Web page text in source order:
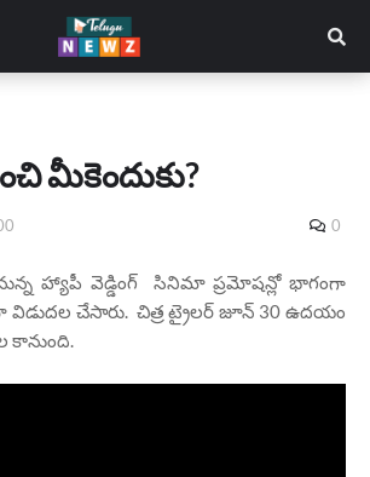
మీకెందుకు?
0
హ్యాపీ వెడ్డింగ్ సినిమా ప్రమోషన్లో భాగంగా
చేసారు. చిత్ర ట్రైలర్ జూన్ 30 ఉద‌యం
కానుంది.